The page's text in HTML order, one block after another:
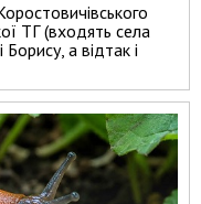
ТГ (входять села
а відтак і